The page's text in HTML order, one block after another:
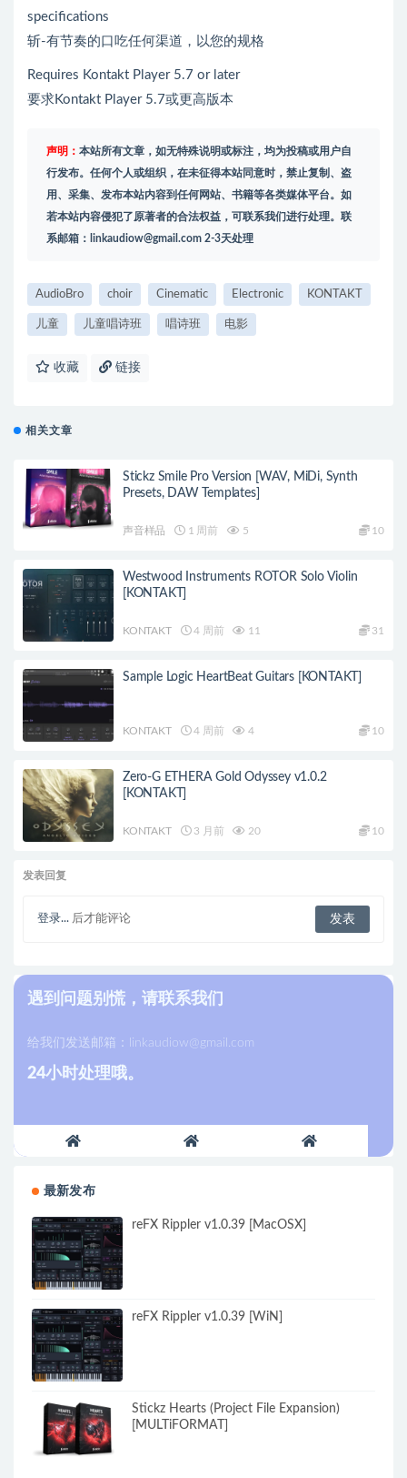
specifications
斩-有节奏的口吃任何渠道，以您的规格
Requires Kontakt Player 5.7 or later
要求Kontakt Player 5.7或更高版本
声明： 本站所有文章，如无特殊说明或标注，均为投稿或用户自
行发布。任何个人或组织，在未征得本站同意时，禁止复制、盗
用、采集、发布本站内容到任何网站、书籍等各类媒体平台。如
若本站内容侵犯了原著者的合法权益，可联系我们进行处理。联
系邮箱： linkaudiow@gmail.com 2-3天处理
AudioBro choir Cinematic Electronic KONTAKT
儿童 儿童唱诗班 唱诗班 电影
收藏 链接
相关文章
Stickz Smile Pro Version [WAV, MiDi, Synth
Presets, DAW Templates]
声音样品 1 周前 5 10
Westwood Instruments ROTOR Solo Violin
[KONTAKT]
KONTAKT 4 周前 11 31
Sample Logic HeartBeat Guitars [KONTAKT]
KONTAKT 4 周前 4 10
Zero-G ETHERA Gold Odyssey v1.0.2
[KONTAKT]
KONTAKT 3 月前 20 10
发表回复
登录... 后才能评论
遇到问题别慌，请联系我们
给我们发送邮箱： linkaudiow@gmail.com
24小时处理哦。
最新发布
reFX Rippler v1.0.39 [MacOSX]
reFX Rippler v1.0.39 [WiN]
Stickz Hearts (Project File Expansion)
[MULTiFORMAT]